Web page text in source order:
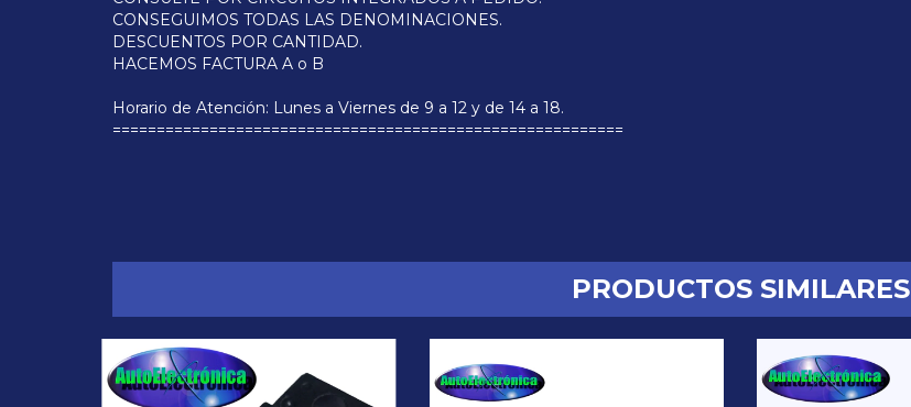
CONSEGUIMOS TODAS LAS DENOMINACIONES.
DESCUENTOS POR CANTIDAD.
HACEMOS FACTURA A o B
Horario de Atención: Lunes a Viernes de 9 a 12 y de 14 a 18.
==========================================================
PRODUCTOS SIMILARES